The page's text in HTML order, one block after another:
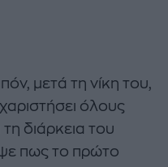
μετά τη νίκη του,
όλους
διάρκεια του
πως το πρώτο